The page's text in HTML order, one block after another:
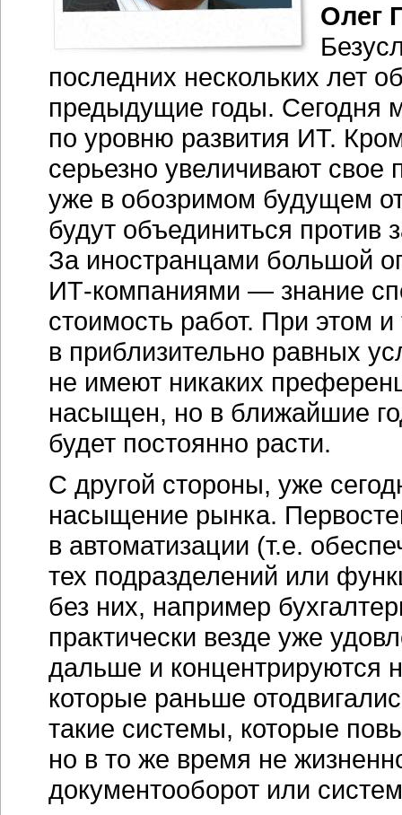
Олег
последних нескольких лет
предыдущие годы. Сегодня
по уровню развития ИТ.
серьезно увеличивают свое
уже в обозримом будущем
будут объединиться против
За иностранцами большой
ИТ-компаниями — знание
стоимость работ. При этом
в приблизительно равных
не имеют никаких
насыщен, но в ближайшие
будет постоянно расти.
С другой стороны, уже
насыщение рынка.
в автоматизации (т.е.
тех подразделений или
без них, например
практически везде уже
дальше и концентрируются
которые раньше
такие системы, которые
но в то же время не
документооборот или